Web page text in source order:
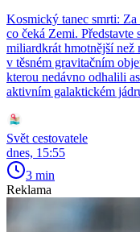
Kosmický tanec smrti: Za
co čeká Zemi. Představte
miliardkrát hmotnější než
v těsném gravitačním
kterou nedávno odhalili
aktivním galaktickém
Svět cestovatele
dnes, 15:55
3 min
Reklama